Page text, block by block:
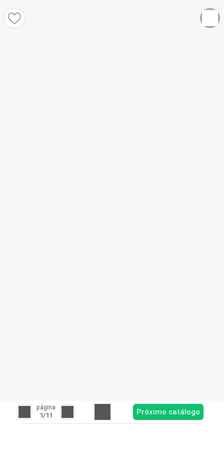
página
1/11 Próximo catálogo